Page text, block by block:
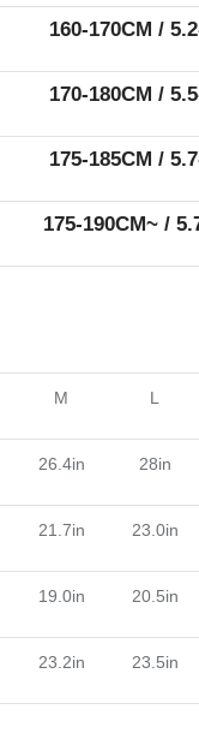
160-170CM /
170-180CM /
175-185CM /
175-190CM~/
M L
26.4in 28in
21.7in 23.0in
19.0in 20.5in
23.2in 23.5in